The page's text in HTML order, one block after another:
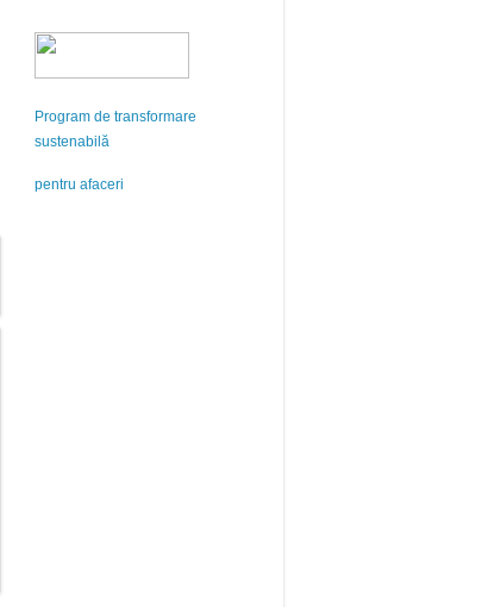
Program de transformare
sustenabilă
pentru afaceri